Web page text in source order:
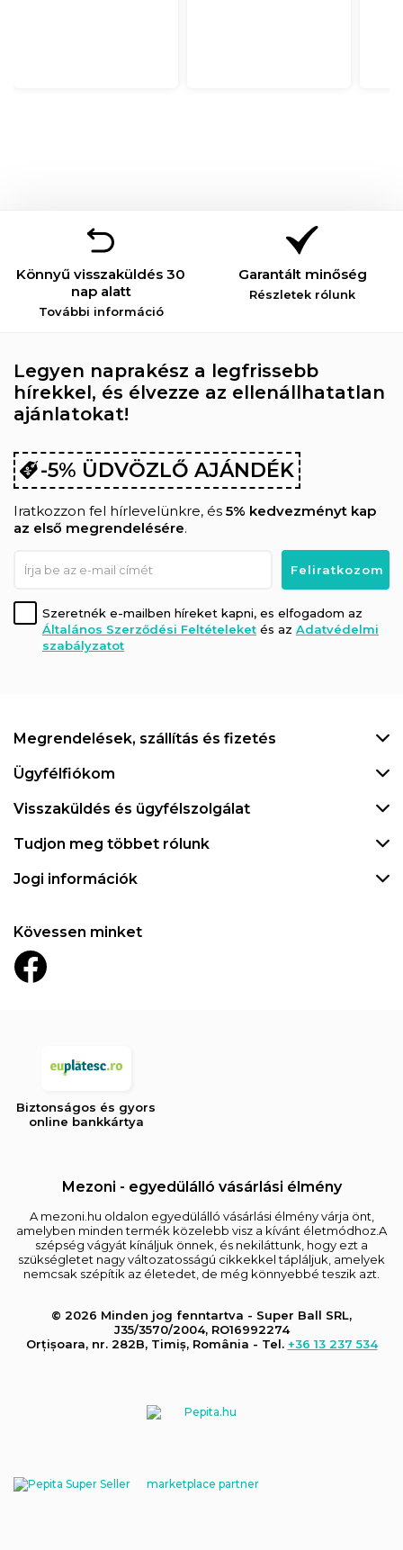
Könnyű visszaküldés 30
nap alatt
További információ
Garantált minőség
Részletek rólunk
Legyen naprakész a legfrissebb
hírekkel, és élvezze az ellenállhatatlan
ajánlatokat!
-5% ÜDVÖZLŐ AJÁNDÉK
Iratkozzon fel hírlevelünkre, és 5% kedvezményt kap
az első megrendelésére.
Szeretnék e-mailben híreket kapni, es elfogadom az
Általános Szerződési Feltételeket és az Adatvédelmi
szabályzatot
Megrendelések, szállítás és fizetés
Ügyfélfiókom
Visszaküldés és ügyfélszolgálat
Tudjon meg többet rólunk
Jogi információk
Kövessen minket
Biztonságos és gyors
online bankkártya
Mezoni - egyedülálló vásárlási élmény
A mezoni.hu oldalon egyedülálló vásárlási élmény várja önt,
amelyben minden termék közelebb visz a kívánt életmódhoz.A
szépség vágyát kínáljuk önnek, és nekiláttunk, hogy ezt a
szükségletet nagy változatosságú cikkekkel tápláljuk, amelyek
nemcsak szépítik az életedet, de még könnyebbé teszik azt.
© 2026 Minden jog fenntartva - Super Ball SRL,
J35/3570/2004, RO16992274
Orțișoara, nr. 282B, Timiș, România - Tel. +36 13 237 534
marketplace partner